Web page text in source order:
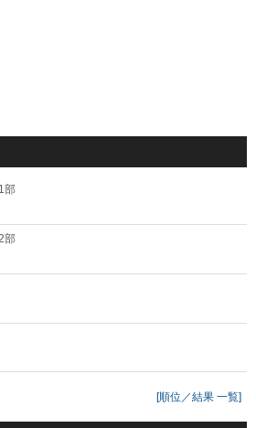
部
部
[順位／結果 一覧]